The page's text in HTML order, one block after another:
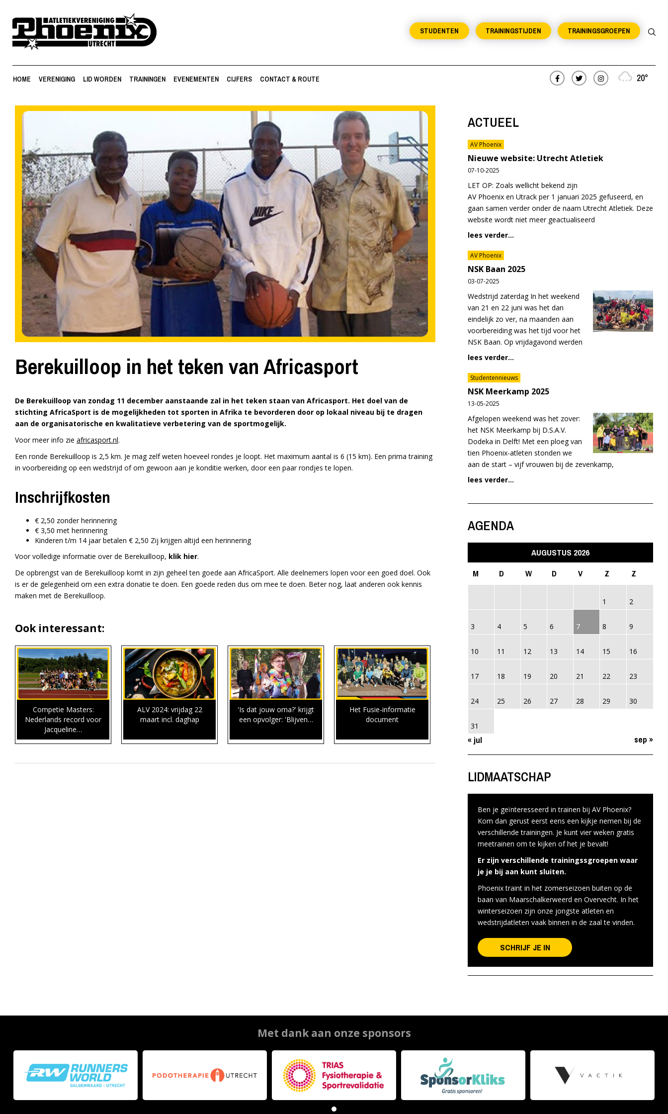
TRAININGSGROEPEN
TRAININGSTIJDEN
STUDENTEN
HOME VERENIGING LID WORDEN TRAININGEN EVENEMENTEN CIJFERS CONTACT & ROUTE 20°
Berekuilloop in het teken van Africasport
De Berekuilloop van zondag 11 december aanstaande zal in het teken staan van Africasport. Het doel van de
stichting AfricaSport is de mogelijkheden tot sporten in Afrika te bevorderen door op lokaal niveau bij te dragen
aan de organisatorische en kwalitatieve verbetering van de sportmogelijk.
Voor meer info zie africasport.nl.
Een ronde Berekuilloop is 2,5 km. Je mag zelf weten hoeveel rondes je loopt. Het maximum aantal is 6 (15 km). Een prima training
in voorbereiding op een wedstrijd of om gewoon aan je konditie werken, door een paar rondjes te lopen.
Inschrijfkosten
€ 2,50 zonder herinnering
€ 3,50 met herinnering
Kinderen t/m 14 jaar betalen € 2,50 Zij krijgen altijd een herinnering
Voor volledige informatie over de Berekuilloop, klik hier.
De opbrengst van de Berekuilloop komt in zijn geheel ten goede aan AfricaSport. Alle deelnemers lopen voor een goed doel. Ook
is er de gelegenheid om een extra donatie te doen. Een goede reden dus om mee te doen. Beter nog, laat anderen ook kennis
maken met de Berekuilloop.
Ook interessant:
Competie Masters:
Nederlands record voor
Jacqueline…
ALV 2024: vrijdag 22
maart incl. daghap
'Is dat jouw oma?' krijgt
een opvolger: 'Blijven…
Het Fusie-informatie
document
ACTUEEL
AV Phoenix
Nieuwe website: Utrecht Atletiek
07-10-2025
LET OP: Zoals wellicht bekend zijn
AV Phoenix en Utrack per 1 januari 2025 gefuseerd, en
gaan samen verder onder de naam Utrecht Atletiek. Deze
website wordt niet meer geactualiseerd
lees verder...
AV Phoenix
NSK Baan 2025
03-07-2025
Wedstrijd zaterdag In het weekend
van 21 en 22 juni was het dan
eindelijk zo ver, na maanden aan
voorbereiding was het tijd voor het
NSK Baan. Op vrijdagavond werden
lees verder...
Studentennieuws
NSK Meerkamp 2025
13-05-2025
Afgelopen weekend was het zover:
het NSK Meerkamp bij D.S.A.V.
Dodeka in Delft! Met een ploeg van
tien Phoenix-atleten stonden we
aan de start – vijf vrouwen bij de zevenkamp,
lees verder...
AGENDA
AUGUSTUS 2026
M
D W D V Z Z
1 2
3 4 5 6 7 8 9
10 11 12 13 14 15 16
17 18 19 20 21 22 23
24 25 26 27 28 29 30
31
« jul sep »
LIDMAATSCHAP
Ben je geïnteresseerd in trainen bij AV Phoenix?
Kom dan gerust eerst eens een kijkje nemen bij de
verschillende trainingen. Je kunt vier weken gratis
meetrainen om te kijken of het je bevalt!
Er zijn verschillende trainingssgroepen waar
je je bij aan kunt sluiten.
Phoenix traint in het zomerseizoen buiten op de
baan van Maarschalkerweerd en Overvecht. In het
winterseizoen zijn onze jongste atleten en
wedstrijdatleten vaak binnen in de zaal te vinden.
SCHRIJF JE IN
Met dank aan onze sponsors